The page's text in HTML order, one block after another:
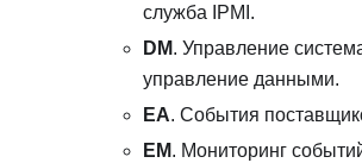
служба IPMI.
DM. Управление
управление данными.
EA. События
EM. Мониторинг